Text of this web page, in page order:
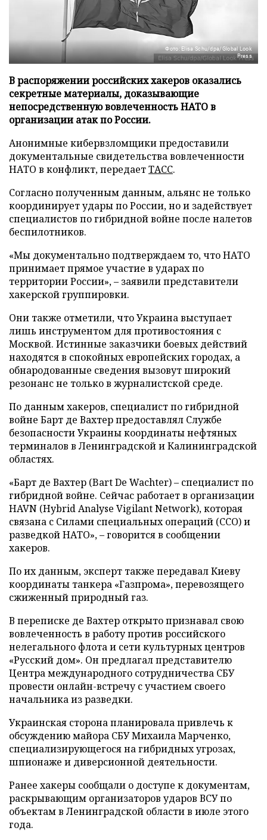
Фото: Elisa Schu/dpa/Global Look
Press
В распоряжении российских хакеров оказались
секретные материалы, доказывающие
непосредственную вовлеченность НАТО в
организации атак по России.
Анонимные кибервзломщики предоставили
документальные свидетельства вовлеченности
НАТО в конфликт, передаетТАСС.
Согласно полученным данным, альянс не только
координирует удары по России, но и задействует
специалистов по гибридной войне после налетов
беспилотников.
«Мы документально подтверждаем то, что НАТО
принимает прямое участие в ударах по
территории России», – заявили представители
хакерской группировки.
Они также отметили, что Украина выступает
лишь инструментом для противостояния с
Москвой. Истинные заказчики боевых действий
находятся в спокойных европейских городах, а
обнародованные сведения вызовут широкий
резонанс не только в журналистской среде.
По данным хакеров, специалист по гибридной
войне Барт де Вахтер предоставлял Службе
безопасности Украины координаты нефтяных
терминалов в Ленинградской и Калининградской
областях.
«Барт де Вахтер (Bart De Wachter) – специалист по
гибридной войне. Сейчас работает в организации
HAVN (Hybrid Analyse Vigilant Network), которая
связана с Силами специальных операций (ССО) и
разведкой НАТО», – говорится в сообщении
хакеров.
По их данным, эксперт также передавал Киеву
координаты танкера «Газпрома», перевозящего
сжиженный природный газ.
В переписке де Вахтер открыто признавал свою
вовлеченность в работу против российского
нелегального флота и сети культурных центров
«Русский дом». Он предлагал представителю
Центра международного сотрудничества СБУ
провести онлайн-встречу с участием своего
начальника из разведки.
Украинская сторона планировала привлечь к
обсуждению майора СБУ Михаила Марченко,
специализирующегося на гибридных угрозах,
шпионаже и диверсионной деятельности.
Ранее хакеры сообщали о доступе к документам,
раскрывающим организаторов ударов ВСУ по
объектам в Ленинградской области в июле этого
года.